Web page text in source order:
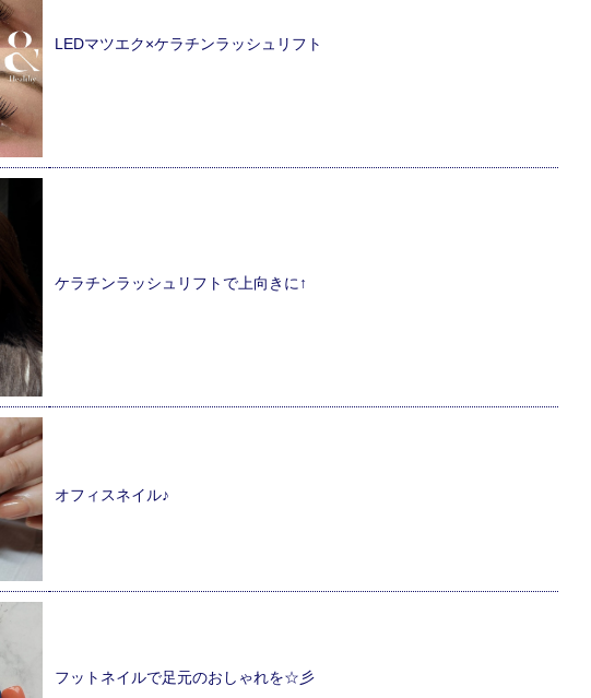
LEDマツエク×ケラチンラッシュリフト
ケラチンラッシュリフトで上向きに↑
オフィスネイル♪
フットネイルで足元のおしゃれを☆彡